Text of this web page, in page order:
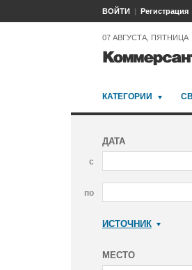
ВОЙТИ Регистрация
07 АВГУСТА, ПЯТНИЦА
КАТЕГОРИИ
ДАТА
с
по
ИСТОЧНИК
МЕСТО